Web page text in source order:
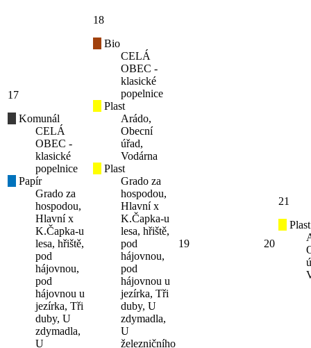
17
Komunál
CELÁ
OBEC -
klasické
popelnice
Papír
Grado za
hospodou,
Hlavní x
K.Čapka-u
lesa, hřiště,
pod
hájovnou,
pod
hájovnou u
jezírka, Tři
duby, U
zdymadla,
U
18
Bio
CELÁ
OBEC -
klasické
popelnice
Plast
Arádo,
Obecní
úřad,
Vodárna
Plast
Grado za
hospodou,
Hlavní x
K.Čapka-u
lesa, hřiště,
pod
hájovnou,
pod
hájovnou u
jezírka, Tři
duby, U
zdymadla,
U
železničního
19 20
21
Plast